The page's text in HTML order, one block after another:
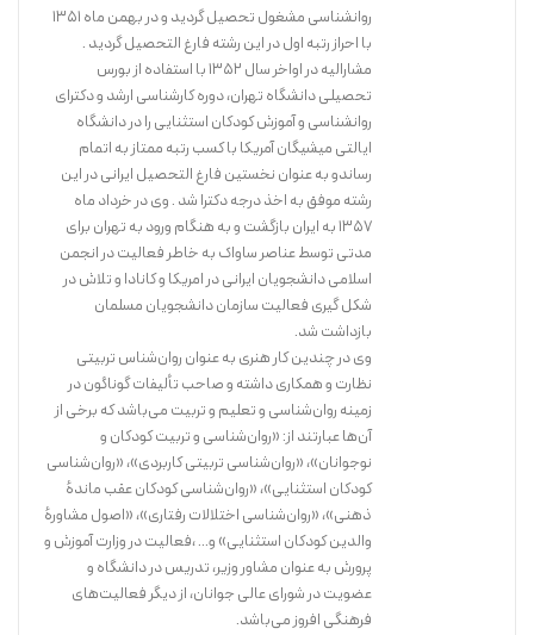
جهانی شدن، فرایند رو به گسترشی است که همه عرصه‌های اقتصادی،
اجتماعی و فرهنگی را در بر گرفته و تمامی کشورهای جهان را به گونه‌ای
مستقیم و غیرمستقیم درگیر نموده است. نویسنده این کتاب، ضرورت
حاکمیت ارزشها و اندیشه‌های جهان‌شمول را در رویارویی با فرایند جهانی
شدن مورد بررسی قرار داده است.
روانشناسی مشغول تحصیل گردید و در بهمن ماه 1351
با احراز رتبه اول در این رشته فارغ التحصیل گردید .
مشارالیه در اواخر سال 1352 با استفاده از بورس
تحصیلی دانشگاه تهران، دوره کارشناسی ارشد و دکترای
روانشناسی و آموزش کودکان استثنایی را در دانشگاه
ایالتی میشیگان آمریکا با کسب رتبه ممتاز به اتمام
رساندو به عنوان نخستین فارغ التحصیل ایرانی در این
رشته موفق به اخذ درجه دکترا شد . وی در خرداد ماه
1357 به ایران بازگشت و به هنگام ورود به تهران برای
مدتی توسط عناصر ساواک به خاطر فعالیت در انجمن
اسلامی دانشجویان ایرانی در امریکا و کانادا و تلاش در
شکل گیری فعالیت سازمان دانشجویان مسلمان
بازداشت شد.
وی در چندین کار هنری به عنوان روان‌شناس تربیتی
نظارت و همکاری داشته و صاحب تألیفات گوناگون در
زمینه روان‌شناسی و تعلیم و تربیت می‌باشد که برخی از
آن‌ها عبارتند از: «روان‌شناسی و تربیت کودکان و
نوجوانان»، «روان‌شناسی تربیتی کاربردی»، «روان‌شناسی
کودکان استثنایی»، «روان‌شناسی کودکان عقب ماندهٔ
ذهنی»، «روان‌شناسی اختلالات رفتاری»، «اصول مشاورهٔ
والدین کودکان استثنایی» و... ،فعالیت در وزارت آموزش و
پرورش به عنوان مشاور وزیر، تدریس در دانشگاه و
عضویت در شورای عالی جوانان، از دیگر فعالیت‌های
فرهنگی افروز می‌باشد.